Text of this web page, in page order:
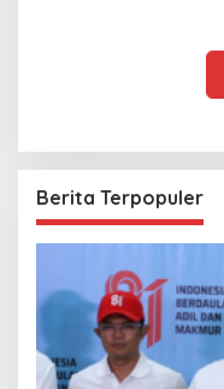
Berita Terpopuler